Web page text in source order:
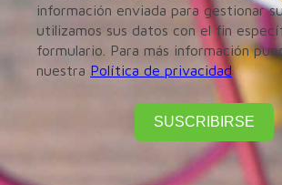
información enviada para gestionar
utilizamos sus datos con el fin
formulario. Para más información
nuestra Política de privacidad
SUSCRIBIRSE